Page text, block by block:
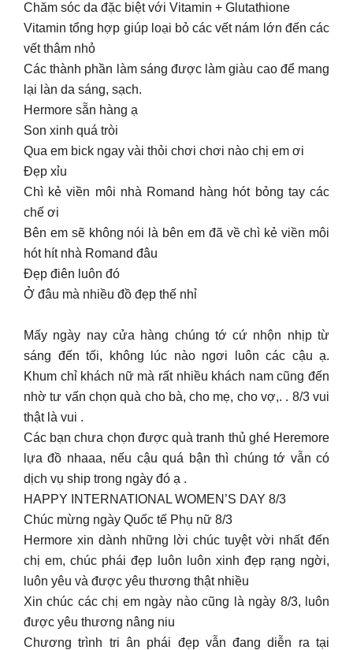
Chăm sóc da đặc biệt với Vitamin + Glutathione
Vitamin tổng hợp giúp loại bỏ các vết nám lớn đến các
vết thâm nhỏ
Các thành phần làm sáng được làm giàu cao để mang
lại làn da sáng, sạch.
Hermore sẵn hàng ạ
Son xinh quá tròi
Qua em bick ngay vài thỏi chơi chơi nào chị em ơi
Đẹp xỉu
Chì kẻ viền môi nhà Romand hàng hót bỏng tay các
chế ơi
Bên em sẽ không nói là bên em đã về chì kẻ viền môi
hót hít nhà Romand đâu
Đẹp điên luôn đó
Ở đâu mà nhiều đồ đẹp thế nhỉ
Mấy ngày nay cửa hàng chúng tớ cứ nhộn nhịp từ
sáng đến tối, không lúc nào ngơi luôn các cậu ạ.
Khum chỉ khách nữ mà rất nhiều khách nam cũng đến
nhờ tư vấn chọn quà cho bà, cho mẹ, cho vợ,. . 8/3 vui
thật là vui .
Các bạn chưa chọn được quà tranh thủ ghé Heremore
lựa đồ nhaaa, nếu cậu quá bận thì chúng tớ vẫn có
dịch vụ ship trong ngày đó ạ .
HAPPY INTERNATIONAL WOMEN’S DAY 8/3
Chúc mừng ngày Quốc tế Phụ nữ 8/3
Hermore xin dành những lời chúc tuyệt vời nhất đến
chị em, chúc phái đẹp luôn luôn xinh đẹp rạng ngời,
luôn yêu và được yêu thương thật nhiều
Xin chúc các chị em ngày nào cũng là ngày 8/3, luôn
được yêu thương nâng niu
Chương trình tri ân phái đẹp vẫn đang diễn ra tại